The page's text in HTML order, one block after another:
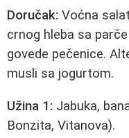
Doručak: Voćna
crnog hleba sa
govede pečenice.
musli sa jogurtom.
Užina 1: Jabuka,
Bonzita, Vitanova).